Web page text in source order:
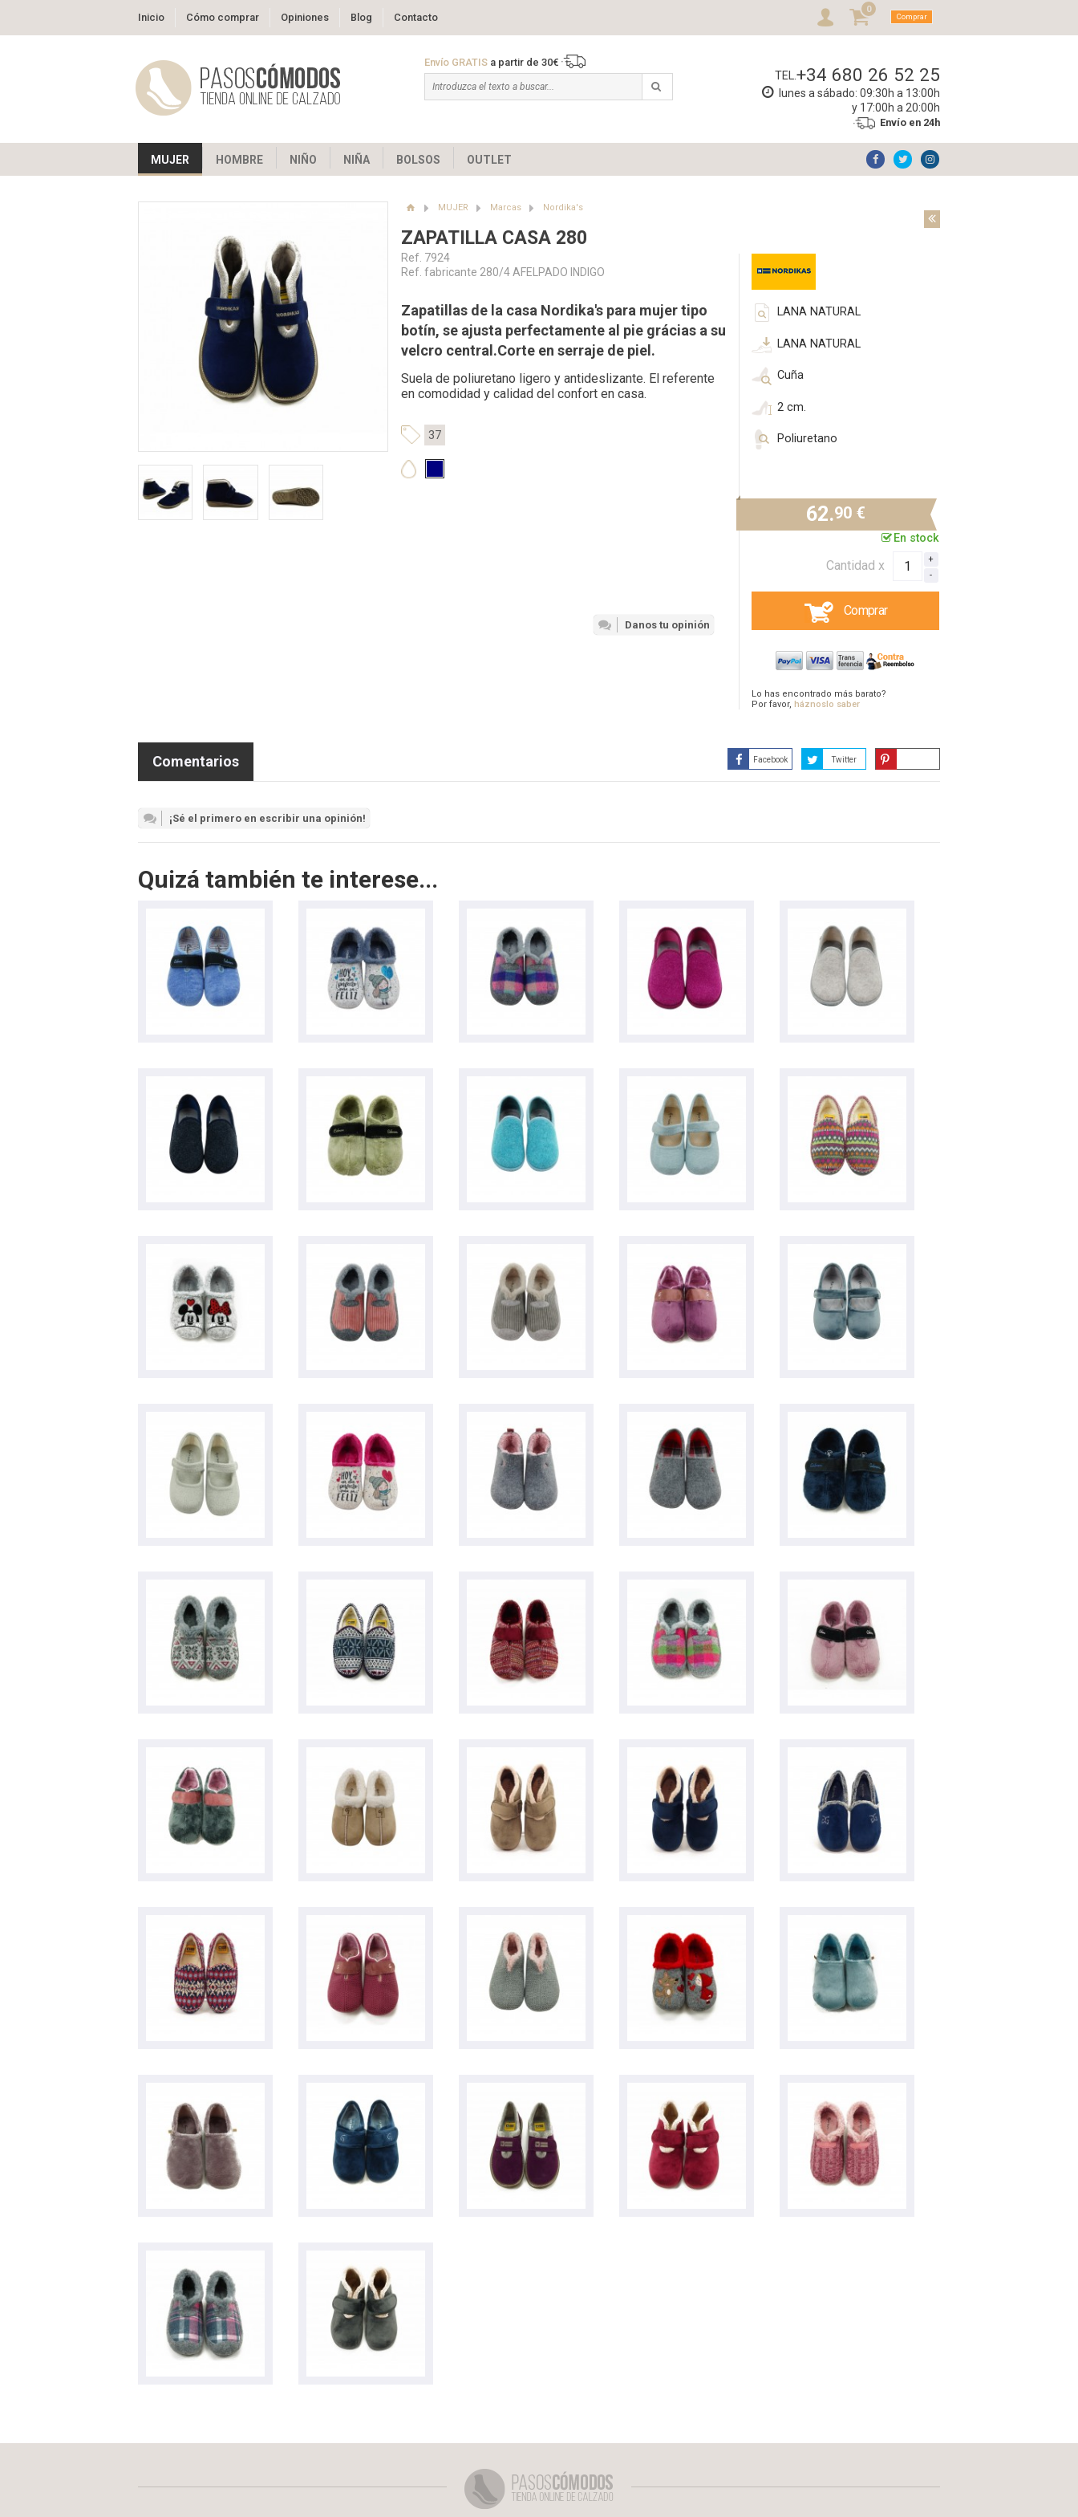
Inicio Cómo comprar Opiniones Blog Contacto
0
Comprar
Envío GRATISa partir de 30€
TEL.+34 680 26 52 25
lunes a sábado: 09:30h a 13:00h
y 17:00h a 20:00h
Envío en 24h
MUJER HOMBRE NIÑO NIÑA BOLSOS OUTLET
MUJER Marcas Nordika's
ZAPATILLA CASA 280
Ref. 7924
Ref. fabricante 280/4 AFELPADO INDIGO
Zapatillas de la casa Nordika's para mujer tipo
botín, se ajusta perfectamente al pie grácias a su
velcro central.Corte en serraje de piel.
Suela de poliuretano ligero y antideslizante. El referente
en comodidad y calidad del confort en casa.
37
Danos tu opinión
LANA NATURAL
LANA NATURAL
Cuña
2 cm.
Poliuretano
62.90 €
En stock
Cantidad x
Comprar
Lo has encontrado más barato?
Por favor, háznoslo saber
Facebook Twitter
Comentarios
¡Sé el primero en escribir una opinión!
Quizá también te interese...